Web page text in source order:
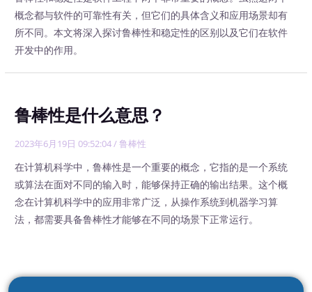
概念都与软件的可靠性有关，但它们的具体含义和应用场景却有
所不同。本文将深入探讨鲁棒性和稳定性的区别以及它们在软件
开发中的作用。
鲁棒性是什么意思？
2023年6月19日 09:52:04 /鲁棒性
在计算机科学中，鲁棒性是一个重要的概念，它指的是一个系统
或算法在面对不同的输入时，能够保持正确的输出结果。这个概
念在计算机科学中的应用非常广泛，从操作系统到机器学习算
法，都需要具备鲁棒性才能够在不同的场景下正常运行。